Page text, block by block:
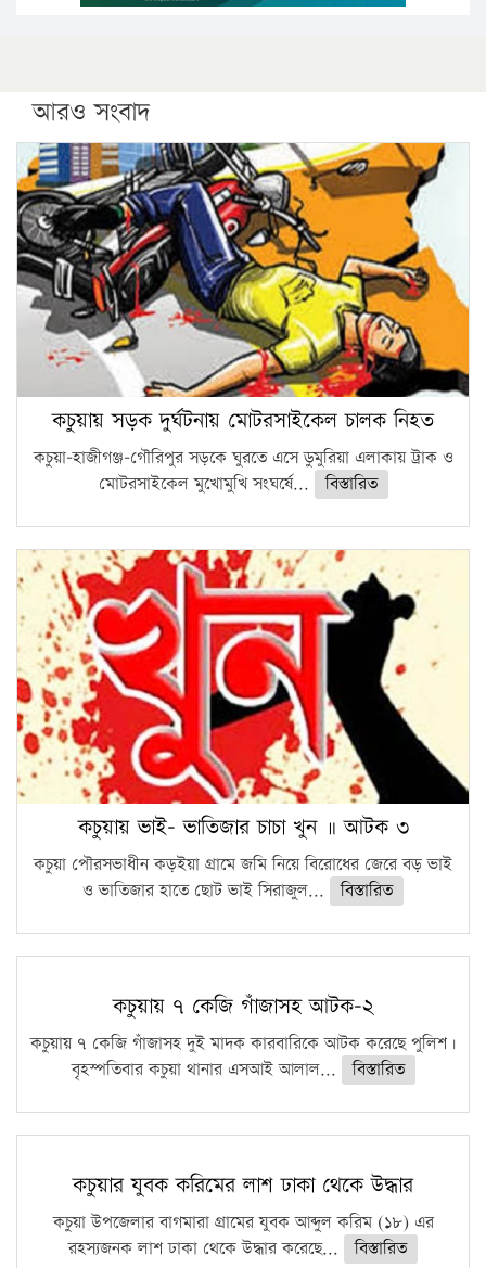
আরও সংবাদ
কচুয়ায় সড়ক দুর্ঘটনায় মোটরসাইকেল চালক নিহত
কচুয়া-হাজীগঞ্জ-গৌরিপুর সড়কে ঘুরতে এসে ডুমুরিয়া এলাকায় ট্রাক ও
মোটরসাইকেল মুখোমুখি সংঘর্ষে...
বিস্তারিত
কচুয়ায় ভাই- ভাতিজার চাচা খুন ॥ আটক ৩
কচুয়া পৌরসভাধীন কড়ইয়া গ্রামে জমি নিয়ে বিরোধের জেরে বড় ভাই
ও ভাতিজার হাতে ছোট ভাই সিরাজুল...
বিস্তারিত
কচুয়ায় ৭ কেজি গাঁজাসহ আটক-২
কচুয়ায় ৭ কেজি গাঁজাসহ দুই মাদক কারবারিকে আটক করেছে পুলিশ।
বৃহস্পতিবার কচুয়া থানার এসআই আলাল...
বিস্তারিত
কচুয়ার যুবক করিমের লাশ ঢাকা থেকে উদ্ধার
কচুয়া উপজেলার বাগমারা গ্রামের যুবক আব্দুল করিম (১৮) এর
রহস্যজনক লাশ ঢাকা থেকে উদ্ধার করেছে...
বিস্তারিত